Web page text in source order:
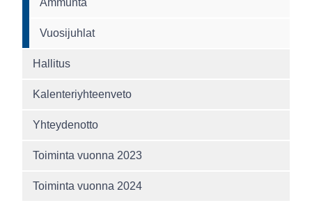
Ammunta
Vuosijuhlat
Hallitus
Kalenteriyhteenveto
Yhteydenotto
Toiminta vuonna 2023
Toiminta vuonna 2024